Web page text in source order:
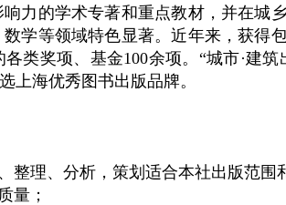
力的学术专著和重点教材，并在城
学等领域特色显著。近年来，获得
类奖项、基金100余项。“城市·建筑
上海优秀图书出版品牌。
整理、分析，策划适合本社出版范围
量；